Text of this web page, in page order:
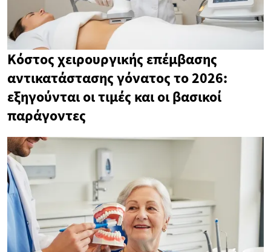
Κόστος χειρουργικής επέμβασης
αντικατάστασης γόνατος το 2026:
εξηγούνται οι τιμές και οι βασικοί
παράγοντες